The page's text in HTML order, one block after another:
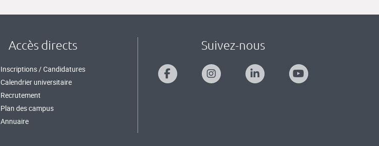
Accès directs
Inscriptions / Candidatures
Calendrier universitaire
Recrutement
Plan des campus
Annuaire
Suivez-nous